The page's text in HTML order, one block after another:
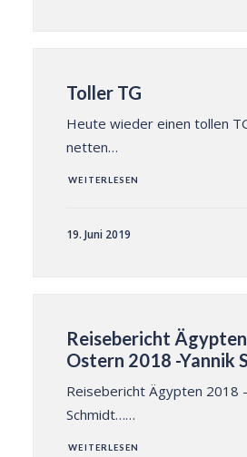
Toller TG
Heute wieder einen tollen
netten…
WEITERLESEN
19. Juni 2019
Reisebericht
Ostern 2018 -Yannik
Reisebericht Ägypten 2018
Schmidt……
WEITERLESEN